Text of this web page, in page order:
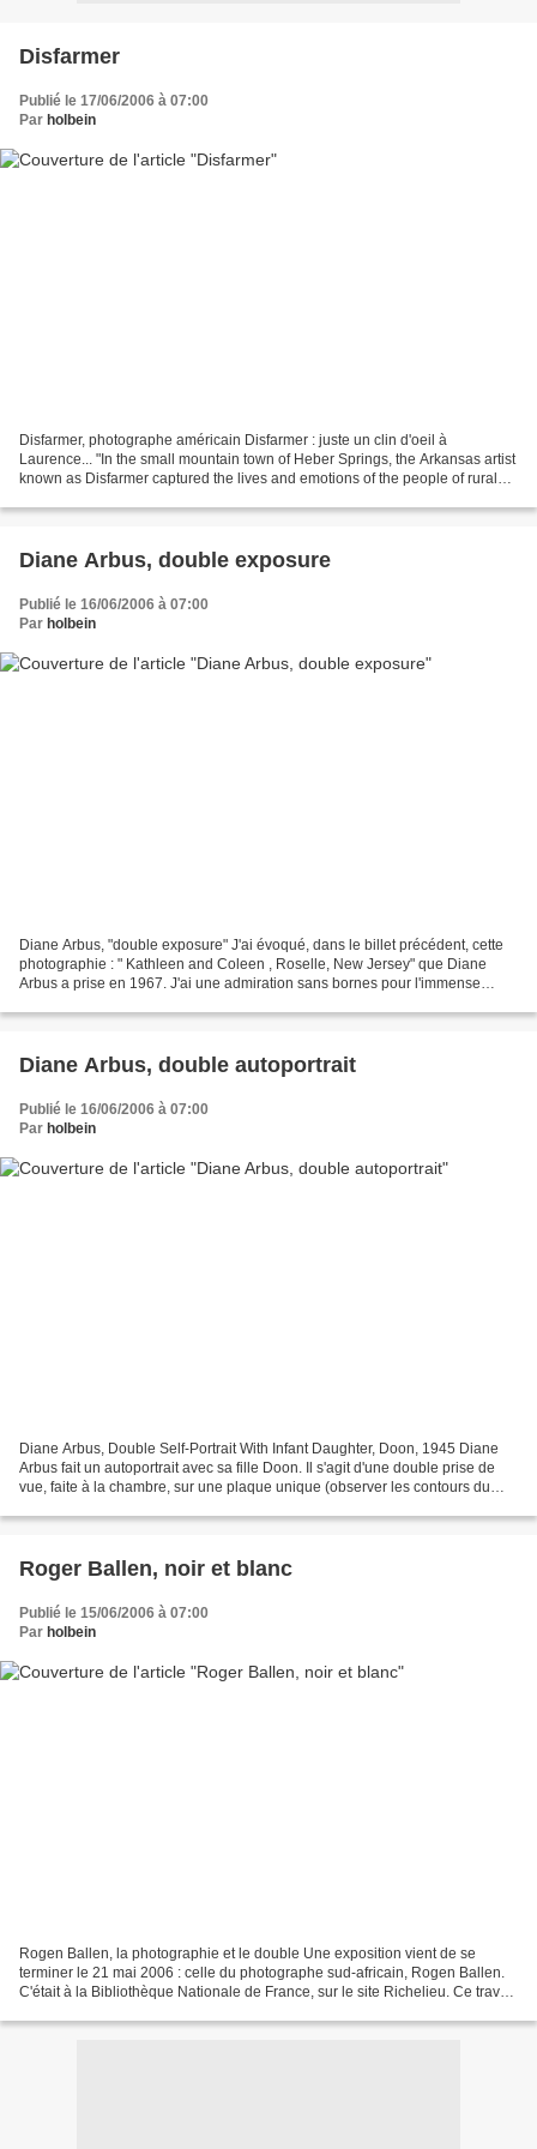
Disfarmer
Publié le 17/06/2006 à 07:00
Par holbein
Disfarmer, photographe américain Disfarmer : juste un clin d'oeil à
Laurence... "In the small mountain town of Heber Springs, the Arkansas artist
known as Disfarmer captured the lives and emotions of the people of rural
Diane Arbus, double exposure
Publié le 16/06/2006 à 07:00
Par holbein
Diane Arbus, "double exposure" J'ai évoqué, dans le billet précédent, cette
photographie : " Kathleen and Coleen , Roselle, New Jersey" que Diane
Arbus a prise en 1967. J'ai une admiration sans bornes pour l'immense
Diane Arbus, double autoportrait
Publié le 16/06/2006 à 07:00
Par holbein
Diane Arbus, Double Self-Portrait With Infant Daughter, Doon, 1945 Diane
Arbus fait un autoportrait avec sa fille Doon. Il s'agit d'une double prise de
vue, faite à la chambre, sur une plaque unique (observer les contours du
Roger Ballen, noir et blanc
Publié le 15/06/2006 à 07:00
Par holbein
Rogen Ballen, la photographie et le double Une exposition vient de se
terminer le 21 mai 2006 : celle du photographe sud-africain, Rogen Ballen.
C'était à la Bibliothèque Nationale de France, sur le site Richelieu. Ce travail